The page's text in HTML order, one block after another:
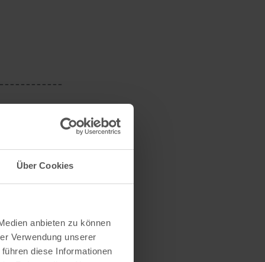
Über Cookies
anbieten zu können
Verwendung unserer
diese Informationen